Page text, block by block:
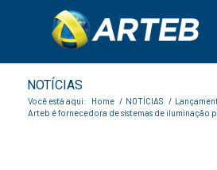
NOTÍCIAS
Você está aqui: Home / NOTÍCIAS /
Arteb é fornecedora de sistemas de iluminação